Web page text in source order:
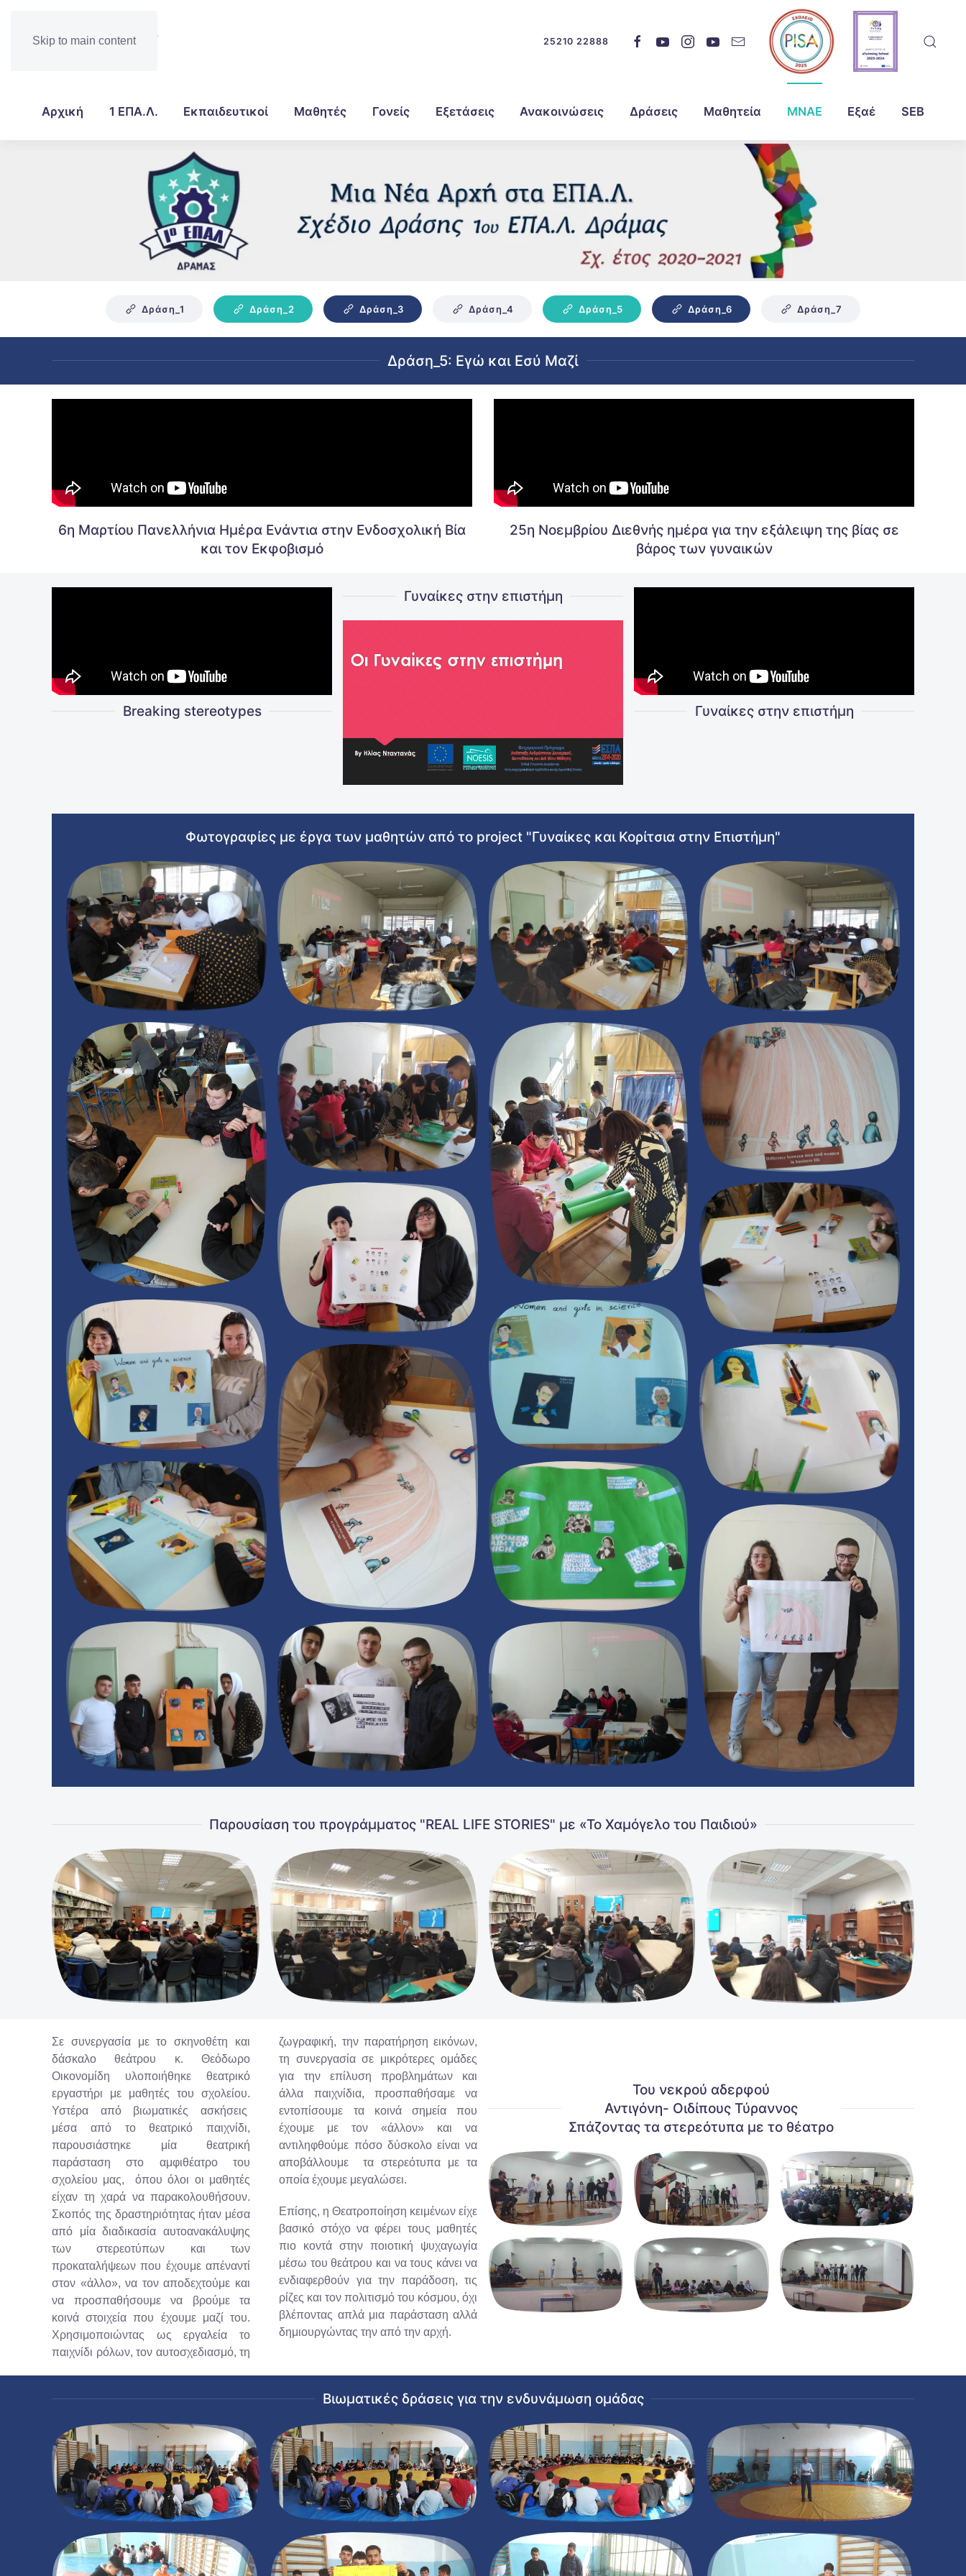
Skip to main content 25210 22888
Αρχική 1 ΕΠΑ.Λ. Εκπαιδευτικοί Μαθητές Γονείς Εξετάσεις Ανακοινώσεις Δράσεις Μαθητεία ΜΝΑΕ Εξαέ SEB
Δράση_1 Δράση_2 Δράση_3 Δράση_4 Δράση_5 Δράση_6 Δράση_7
Δράση_5: Εγώ και Εσύ Μαζί
6η Μαρτίου Πανελλήνια Ημέρα Ενάντια στην Ενδοσχολική Βία
και τον Εκφοβισμό
25η Νοεμβρίου Διεθνής ημέρα για την εξάλειψη της βίας σε
βάρος των γυναικών
Breaking stereotypes
Γυναίκες στην επιστήμη
Γυναίκες στην επιστήμη
Φωτογραφίες με έργα των μαθητών από το project "Γυναίκες και Κορίτσια στην Επιστήμη"
Παρουσίαση του προγράμματος "REAL LIFE STORIES" με «Το Χαμόγελο του Παιδιού»
Σε συνεργασία με το σκηνοθέτη και
δάσκαλο θεάτρου κ. Θεόδωρο
Οικονομίδη υλοποιήθηκε θεατρικό
εργαστήρι με μαθητές του σχολείου.
Υστέρα από βιωματικές ασκήσεις
μέσα από το θεατρικό παιχνίδι,
παρουσιάστηκε μία θεατρική
παράσταση στο αμφιθέατρο του
σχολείου μας, όπου όλοι οι μαθητές
είχαν τη χαρά να παρακολουθήσουν.
Σκοπός της δραστηριότητας ήταν μέσα
από μία διαδικασία αυτοανακάλυψης
των στερεοτύπων και των
προκαταλήψεων που έχουμε απέναντί
στον «άλλο», να τον αποδεχτούμε και
να προσπαθήσουμε να βρούμε τα
κοινά στοιχεία που έχουμε μαζί του.
Χρησιμοποιώντας ως εργαλεία το
παιχνίδι ρόλων, τον αυτοσχεδιασμό, τη
ζωγραφική, την παρατήρηση εικόνων,
τη συνεργασία σε μικρότερες ομάδες
για την επίλυση προβλημάτων και
άλλα παιχνίδια, προσπαθήσαμε να
εντοπίσουμε τα κοινά σημεία που
έχουμε με τον «άλλον» και να
αντιληφθούμε πόσο δύσκολο είναι να
αποβάλλουμε τα στερεότυπα με τα
οποία έχουμε μεγαλώσει.
Επίσης, η Θεατροποίηση κειμένων είχε
βασικό στόχο να φέρει τους μαθητές
πιο κοντά στην ποιοτική ψυχαγωγία
μέσω του θεάτρου και να τους κάνει να
ενδιαφερθούν για την παράδοση, τις
ρίζες και τον πολιτισμό του κόσμου, όχι
βλέποντας απλά μια παράσταση αλλά
δημιουργώντας την από την αρχή.
Του νεκρού αδερφού
Αντιγόνη- Οιδίπους Τύραννος
Σπάζοντας τα στερεότυπα με το θέατρο
Βιωματικές δράσεις για την ενδυνάμωση ομάδας